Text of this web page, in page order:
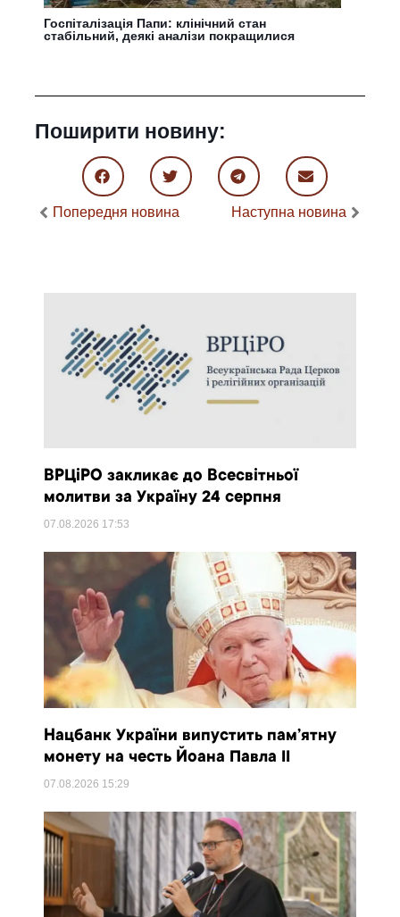
Госпіталізація Папи: клінічний стан
стабільний, деякі аналізи покращилися
Поширити новину:
Попередня новина Наступна новина
ВРЦіРО закликає до Всесвітньої
молитви за Україну 24 серпня
07.08.2026 17:53
Нацбанк України випустить пам’ятну
монету на честь Йоана Павла II
07.08.2026 15:29